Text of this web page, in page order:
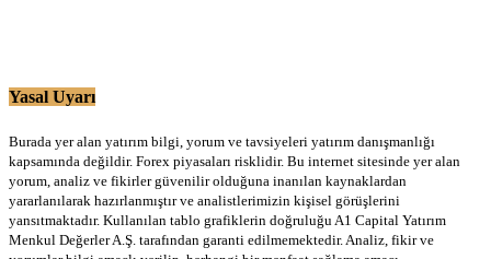
Yasal Uyarı
Burada yer alan yatırım bilgi, yorum ve tavsiyeleri yatırım danışmanlığı
kapsamında değildir. Forex piyasaları risklidir. Bu internet sitesinde yer alan
yorum, analiz ve fikirler güvenilir olduğuna inanılan kaynaklardan
yararlanılarak hazırlanmıştır ve analistlerimizin kişisel görüşlerini
yansıtmaktadır. Kullanılan tablo grafiklerin doğruluğu A1 Capital Yatırım
Menkul Değerler A.Ş. tarafından garanti edilmemektedir. Analiz, fikir ve